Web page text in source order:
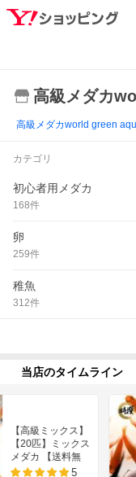
高級メダカ
高級メダカworld green
カテゴリ
初心者用メダカ
168件
卵
259件
稚魚
312件